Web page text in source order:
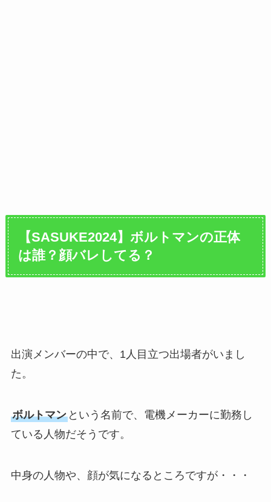
【SASUKE2024】ボルトマンの正体
は誰？ 顔バレしてる？
出演メンバーの中で、1人目立つ出場者がいまし
た。
ボルトマンという名前で、電機メーカーに勤務し
ている人物だそうです。
中身の人物や、顔が気になるところですが・・・